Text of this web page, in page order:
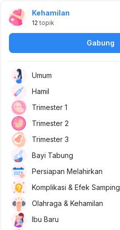
Kehamilan
12 topik
Gabung
Umum
Hamil
Trimester 1
Trimester 2
Trimester 3
Bayi Tabung
Persiapan Melahirkan
Komplikasi & Efek Samping
Olahraga & Kehamilan
Ibu Baru